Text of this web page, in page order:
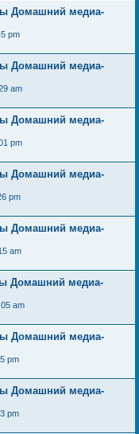
Домашний медиа-
pm
Домашний медиа-
am
Домашний медиа-
pm
Домашний медиа-
pm
Домашний медиа-
am
Домашний медиа-
am
Домашний медиа-
pm
Домашний медиа-
pm